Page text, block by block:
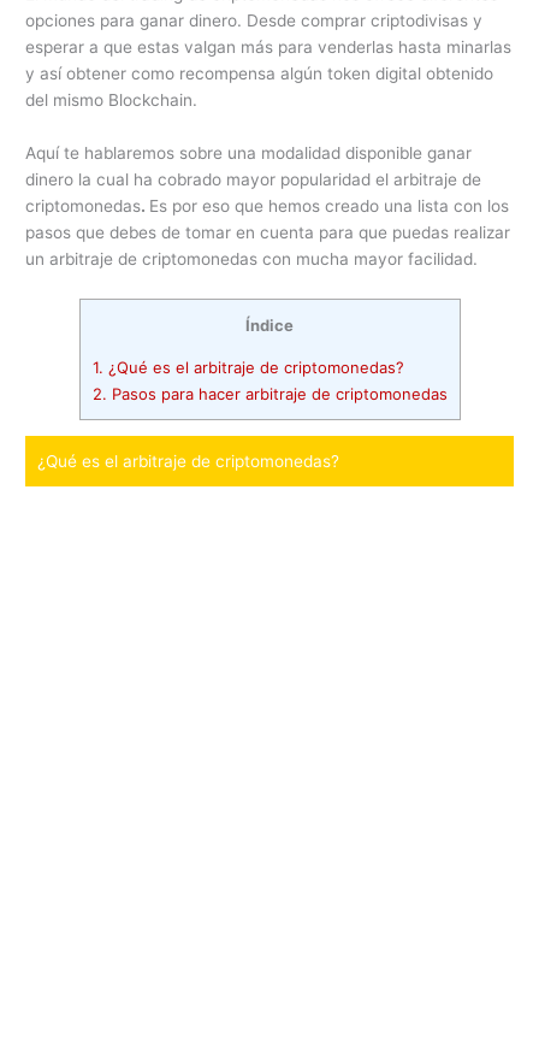
opciones para ganar dinero. Desde comprar criptodivisas y
esperar a que estas valgan más para venderlas hasta minarlas
y así obtener como recompensa algún token digital obtenido
del mismo Blockchain.
Aquí te hablaremos sobre una modalidad disponible ganar
dinero la cual ha cobrado mayor popularidad el arbitraje de
criptomonedas. Es por eso que hemos creado una lista con los
pasos que debes de tomar en cuenta para que puedas realizar
un arbitraje de criptomonedas con mucha mayor facilidad.
Índice
1. ¿Qué es el arbitraje de criptomonedas?
2. Pasos para hacer arbitraje de criptomonedas
¿Qué es el arbitraje de criptomonedas?